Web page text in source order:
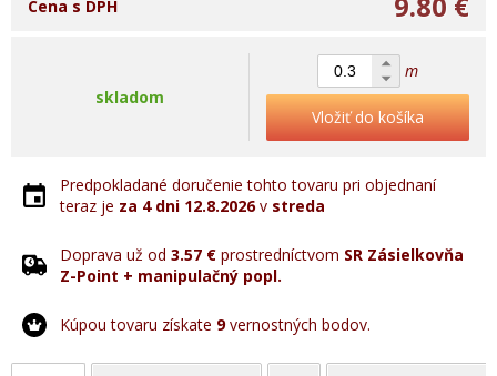
Cena s DPH
skladom
m
Vložiť do košíka
Predpokladané doručenie tohto tovaru pri objednaní
teraz je za 4 dni 12.8.2026v streda
Doprava už od 3.57 € prostredníctvom SR Zásielkovňa
Z-Point + manipulačný popl.
Kúpou tovaru získate 9vernostných bodov.